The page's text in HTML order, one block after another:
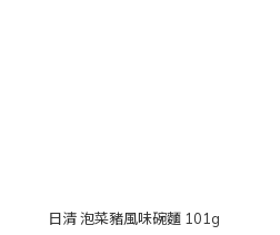
日清 泡菜豬風味碗麵 101g